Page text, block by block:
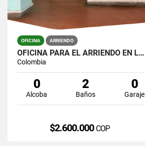
OFICINA ARRIENDO
OFICINA PARA EL ARRIENDO EN L…
Colombia
0
Alcoba
2
Baños
0
Garaje
$2.600.000 COP